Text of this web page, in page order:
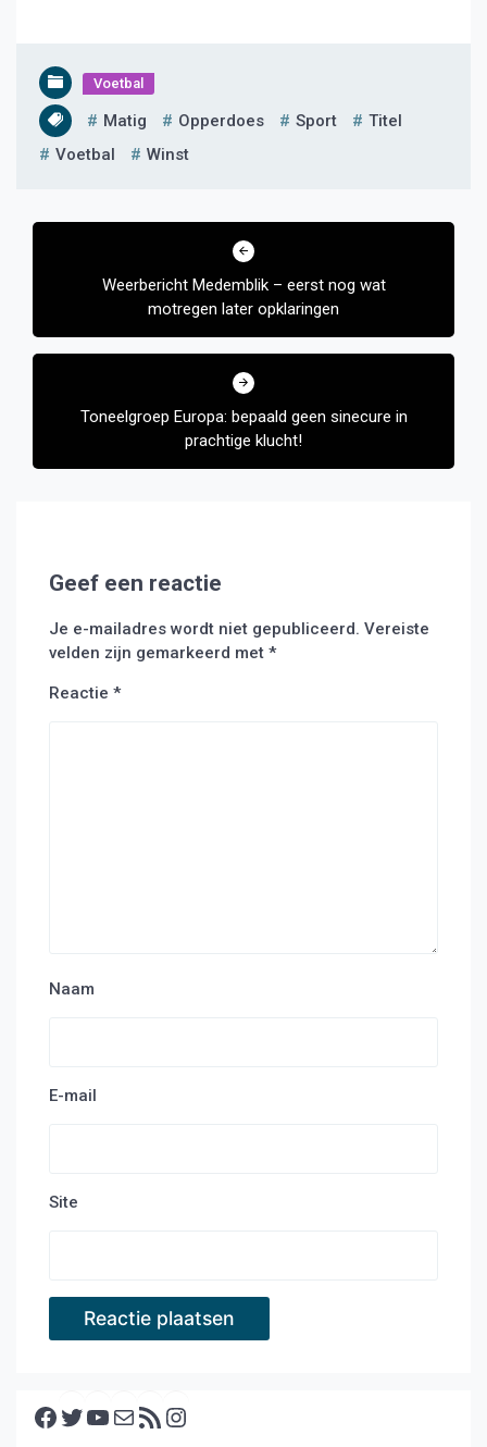
Voetbal
Matig Opperdoes Sport
Titel
Voetbal
Winst
Bericht
Weerbericht Medemblik – eerst nog wat
motregen later opklaringen
Toneelgroep Europa: bepaald geen sinecure in
prachtige klucht!
Geef een reactie
Je e-mailadres wordt niet gepubliceerd. Vereiste
velden zijn gemarkeerd met *
Reactie *
Naam
E-mail
Site
Facebook Twitter YouTube E-mail RSS feed